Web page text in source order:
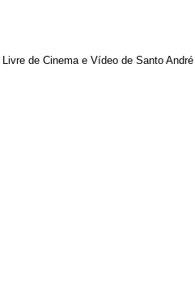
de Cinema e Vídeo de Santo André